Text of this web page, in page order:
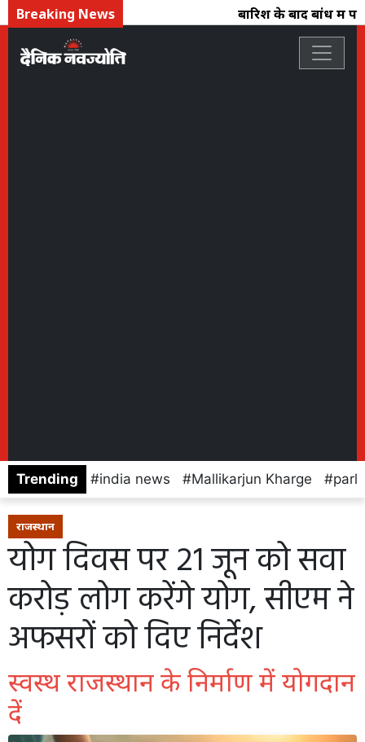
Breaking News बारिश के बाद बांध में
Trending india news Mallikarjun Kharge
राजस्थान
योग दिवस पर 21 जून को सवा
करोड़ लोग करेंगे योग, सीएम ने
अफसरों को दिए निर्देश
स्वस्थ राजस्थान के निर्माण में योगदान
दें